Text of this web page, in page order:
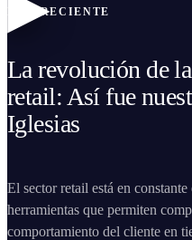
MÁS RECIENTE
La revolución de
retail: Así fue
Iglesias
El sector retail está en
herramientas que permiten
comportamiento del cliente en